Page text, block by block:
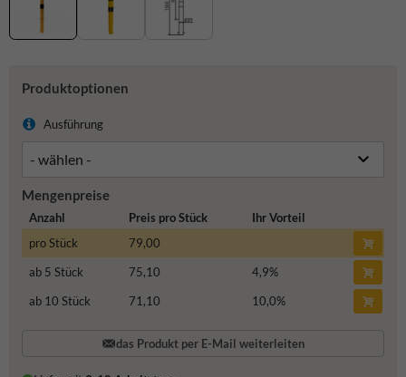
Produktoptionen
Ausführung
Mengenpreise
Anzahl Preis pro Stück
Ihr Vorteil
pro Stück
79,00
ab 5 Stück
75,10 4,9%
ab 10 Stück
71,10 10,0%
das Produkt per E-Mail weiterleiten